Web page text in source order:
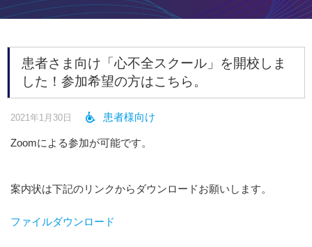
患者さま向け「心不全スクール」を開校しま
した！参加希望の方はこちら。
2021年1月30日 患者様向け
Zoomによる参加が可能です。
案内状は下記のリンクからダウンロードお願いします。
ファイルダウンロード